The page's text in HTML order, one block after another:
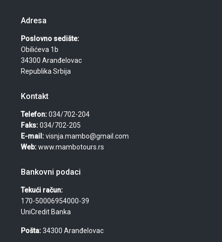
Adresa
Poslovno sedište:
Obilićeva 1b
34300 Aranđelovac
Republika Srbija
Kontakt
Telefon:034/702-204
Faks:034/702-205
E-mail:visnja.mambo@gmail.com
Web:www.mambotours.rs
Bankovni podaci
Tekući račun:
170-50006954000-39
UniCredit Banka
Pošta:34300 Aranđelovac